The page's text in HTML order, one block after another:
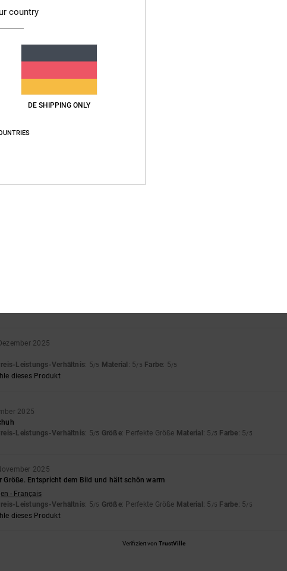
5.0
2025
Leistungs-Verhältnis: 5/5 Material : 5/5 Farbe: 5/5
dieses Produkt
2025
Leistungs-Verhältnis: 5/5 Größe: Perfekte Größe Material : 5 /5 Farbe: 5/5
2025
Größe. Entspricht dem Bild und hält schön warm
- Français
Leistungs-Verhältnis: 5/5 Größe: Perfekte Größe Material : 5 /5 Farbe: 5/5
dieses Produkt
Verifiziert von TrustVille
country
DE SHIPPING ONLY